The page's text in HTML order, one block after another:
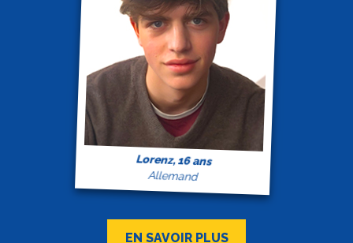
Lorenz, 16 ans
Allemand
EN SAVOIR PLUS